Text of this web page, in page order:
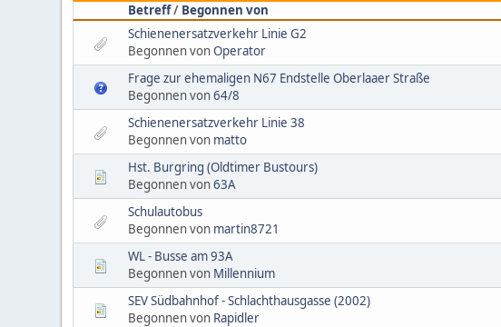
Betreff/ Begonnen von
Schienenersatzverkehr Linie G2
Begonnen vonOperator
Frage zur ehemaligen N67 Endstelle Oberlaaer Straße
Begonnen von64/8
Schienenersatzverkehr Linie 38
Begonnen von matto
Hst. Burgring (Oldtimer Bustours)
Begonnen von63A
Schulautobus
Begonnen von martin8721
WL - Busse am 93A
Begonnen von Millennium
SEV Südbahnhof - Schlachthausgasse (2002)
Begonnen von Rapidler